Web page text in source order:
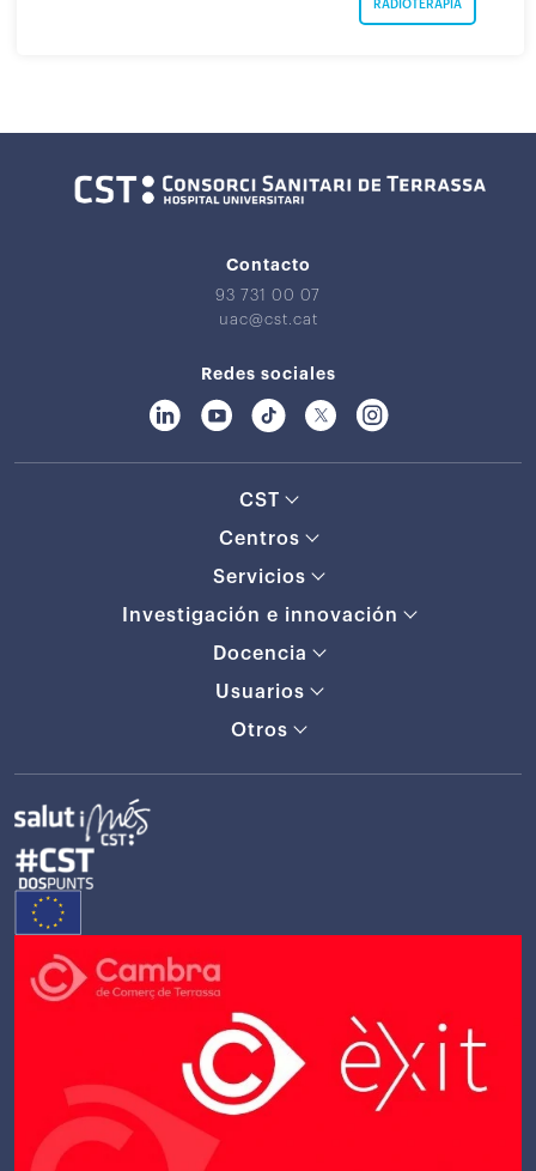
RADIOTERAPIA
Contacto
93 731 00 07
uac@cst.cat
Redes sociales
CST
Centros
Servicios
Investigación e innovación
Docencia
Usuarios
Otros